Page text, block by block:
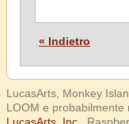
« Indietro
LucasArts, Monkey
LOOM e